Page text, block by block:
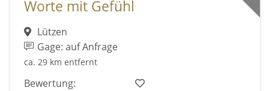
Worte mit Gefühl
Lützen
Gage: auf Anfrage
ca. 29 km entfernt
Bewertung: